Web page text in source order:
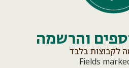
והרשמה
בלבד
Fields